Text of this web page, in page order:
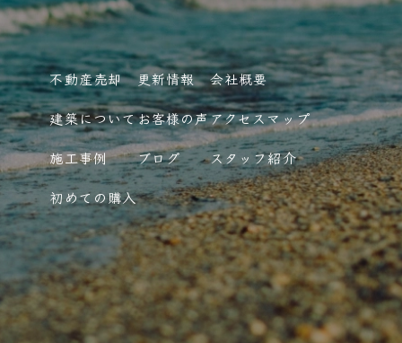
不動産売却
建築について
施工事例
初めての購入
更新情報
お客様の声
ブログ
会社概要
アクセスマップ
スタッフ紹介